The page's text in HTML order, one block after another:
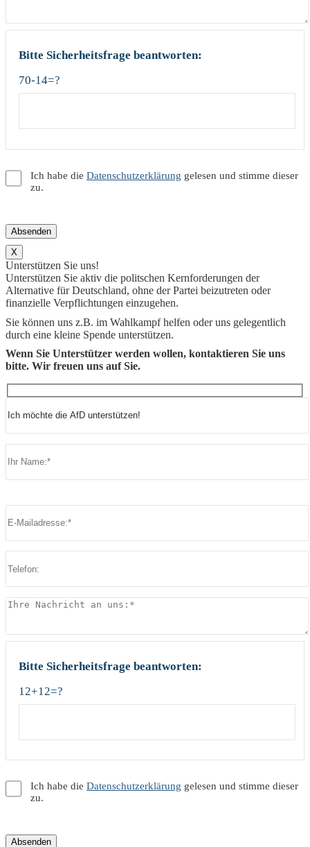
Bitte Sicherheitsfrage beantworten:
70-14=?
Ich habe die Datenschutzerklärung gelesen und stimme dieser
zu.
X
Unterstützen Sie uns!
Unterstützen Sie aktiv die politschen Kernforderungen der
Alternative für Deutschland, ohne der Partei beizutreten oder
finanzielle Verpflichtungen einzugehen.
Sie können uns z.B. im Wahlkampf helfen oder uns gelegentlich
durch eine kleine Spende unterstützen.
Wenn Sie Unterstützer werden wollen, kontaktieren Sie uns
bitte. Wir freuen uns auf Sie.
Bitte lasse dieses Feld leer.
Bitte Sicherheitsfrage beantworten:
12+12=?
Ich habe die Datenschutzerklärung gelesen und stimme dieser
zu.